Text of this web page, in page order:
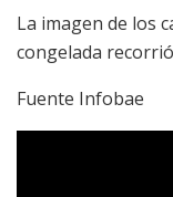
La imagen de los
congelada
Fuente Infobae